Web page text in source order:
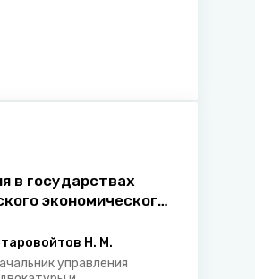
в государствах
экономического
конференции
в государствах
Н. М.
управления